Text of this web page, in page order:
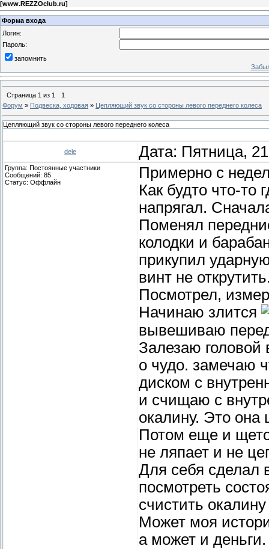
[www.REZZOclub.ru]
Форма входа
Логин:
Пароль:
запомнить
Страница 1 из 1
1
Форум » Подвеска, ходовая » Цепляющий звук со стороны левого переднего колеса
Цепляющий звук со стороны левого переднего колеса
dele Дата: Пятница,
Группа: Постоянные участники
Сообщений: 85
Статус: Оффлайн
Примерно с
Как будто что-то
напрягал.
Поменял
колодки и
прикупил
винт не
Посмотрел,
Начинаю злится
вывешиваю
Залезаю головой
о чудо. замечаю
диском с
и счищаю с
окалину. Это она
Потом еще и
не ляпает и не
Для себя сделал
посмотреть
счистить
Может моя
а может и